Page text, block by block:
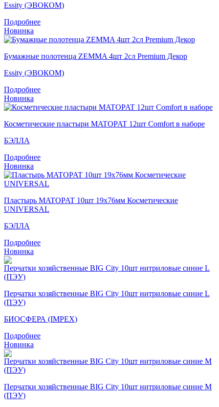
Essity (ЭВОКОМ)
Подробнее
Новинка
Бумажные полотенца ZEMMA 4шт 2сл Premium Декор
Essity (ЭВОКОМ)
Подробнее
Новинка
Косметические пластыри MATOPAT 12шт Comfort в наборе
БЭЛЛА
Подробнее
Новинка
Пластырь MATOPAT 10шт 19х76мм Косметические
UNIVERSAL
БЭЛЛА
Подробнее
Новинка
Перчатки хозяйственные BIG City 10шт нитриловые синие L
(ПЭУ)
БИОСФЕРА (IMPEX)
Подробнее
Новинка
Перчатки хозяйственные BIG City 10шт нитриловые синие M
(ПЭУ)